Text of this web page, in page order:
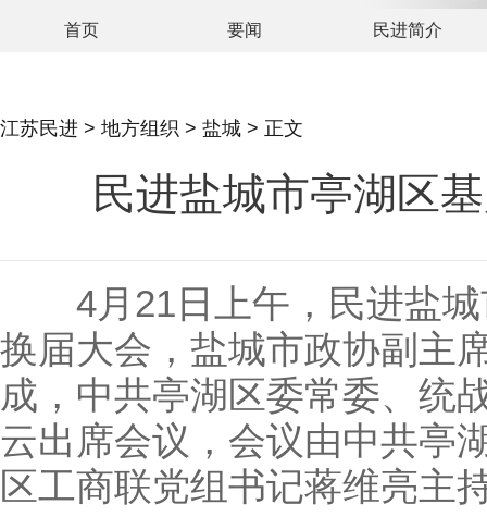
首页 要闻 民进简介
江苏民进 > 地方组织 > 盐城 > 正文
民进盐城市亭湖区
4月21日上午，民进盐城
换届大会，盐城市政协副主
成，中共亭湖区委常委、统
云出席会议，会议由中共亭
区工商联党组书记蒋维亮主